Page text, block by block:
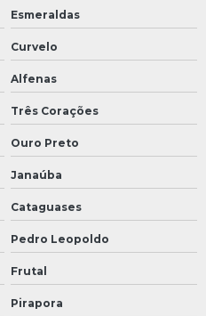
Esmeraldas
Curvelo
Alfenas
Três Corações
Ouro Preto
Janaúba
Cataguases
Pedro Leopoldo
Frutal
Pirapora